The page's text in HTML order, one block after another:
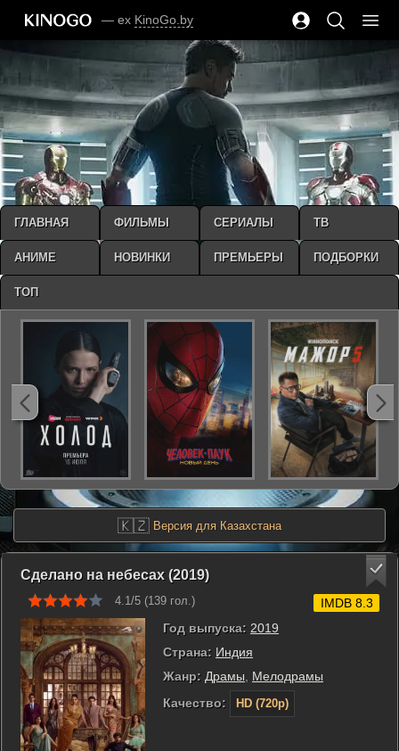
— ex KinoGo.by
🇰🇿 Версия для Казахстана
Сделано на небесах (2019)
4.1/5 (139 гол.)
Год выпуска: 2019
Страна: Индия
Жанр: Драмы
Мелодрамы
Качество:
HD (720p)
IMDB 8.3
ГЛАВНАЯ ФИЛЬМЫ СЕРИАЛЫ ТВ
АНИМЕ НОВИНКИ ПРЕМЬЕРЫ ПОДБОРКИ
ТОП